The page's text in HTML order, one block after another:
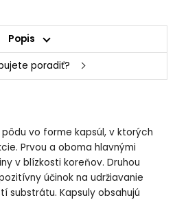
Popis
poradiť?
vo forme kapsúl, v ktorých
Prvou a oboma hlavnými
v blízkosti koreňov. Druhou
účinok na udržiavanie
substrátu. Kapsuly obsahujú